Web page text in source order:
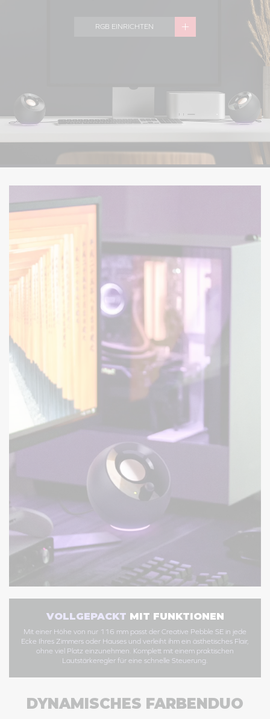
RGB EINRICHTEN
VOLLGEPACKT MIT FUNKTIONEN
Mit einer Höhe von nur 116 mm passt der Creative Pebble SE in jede
Ecke Ihres Zimmers oder Hauses und verleiht ihm ein ästhetisches Flair,
ohne viel Platz einzunehmen. Komplett mit einem praktischen
Lautstärkeregler für eine schnelle Steuerung.
DYNAMISCHES FARBENDUO